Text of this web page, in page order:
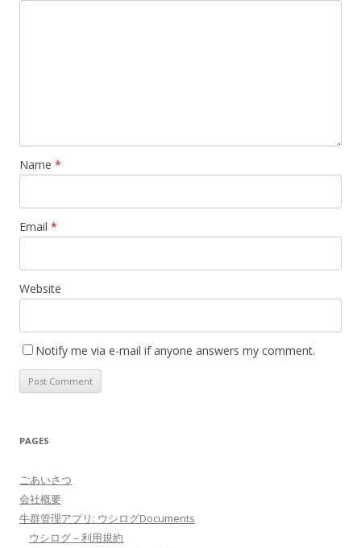
Name *
Email *
Website
Notify me via e-mail if anyone answers my comment.
PAGES
ごあいさつ
会社概要
牛群管理アプリ: ウシログDocuments
ウシログ – 利用規約